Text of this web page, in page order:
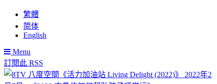
繁體
简体
English
Menu
訂閱此 RSS